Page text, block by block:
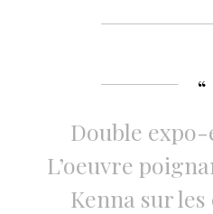
Double
L’oeuvre
Kenna sur